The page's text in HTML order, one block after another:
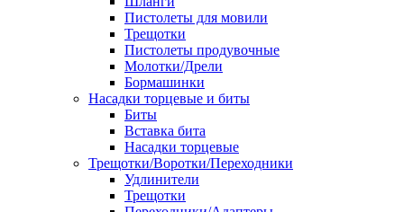
Пистолеты для мовили
Трещотки
Пистолеты продувочные
Молотки/Дрели
Бормашинки
Насадки торцевые и биты
Биты
Вставка бита
Насадки торцевые
Трещотки/Воротки/Переходники
Удлинители
Трещотки